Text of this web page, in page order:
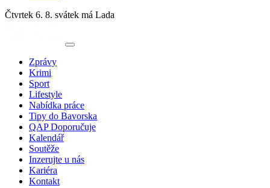
Čtvrtek 6. 8. svátek má Lada
Zprávy
Krimi
Sport
Lifestyle
Nabídka práce
Tipy do Bavorska
QAP Doporučuje
Kalendář
Soutěže
Inzerujte u nás
Kariéra
Kontakt